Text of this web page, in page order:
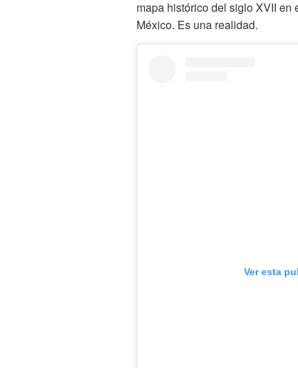
mapa histórico del siglo XVII
México. Es una realidad.
Ver esta